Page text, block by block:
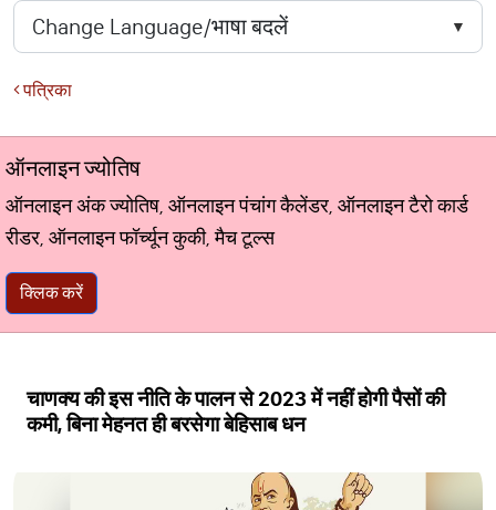
पत्रिका
ऑनलाइन ज्योतिष
ऑनलाइन अंक ज्योतिष, ऑनलाइन पंचांग कैलेंडर, ऑनलाइन टैरो कार्ड
रीडर, ऑनलाइन फॉर्च्यून कुकी, मैच टूल्स
क्लिक करें
चाणक्य की इस नीति के पालन से 2023 में नहीं होगी पैसों की
कमी, बिना मेहनत ही बरसेगा बेहिसाब धन